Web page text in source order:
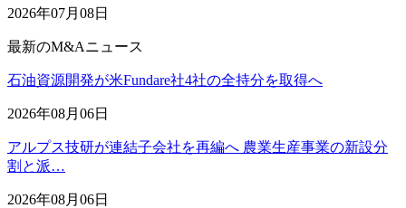
2026年07月08日
最新のM&Aニュース
石油資源開発が米Fundare社4社の全持分を取得へ
2026年08月06日
アルプス技研が連結子会社を再編へ 農業生産事業の新設分
割と派…
2026年08月06日